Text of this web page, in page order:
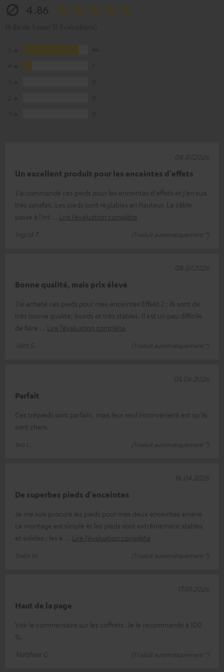
Un excellent produit pour les enceintes d'effets
J'ai commandé ces pieds pour les enceintes d'effets et j'en suis
très satisfait. Les pieds sont réglables en hauteur. Le câble
passe à l'int
Lire l’évaluation complète
Ingrid T.
(Traduit automatiquement *)
08.07.2026
Bonne qualité, mais prix élevé
J'ai acheté ces pieds pour mes enceintes Effekt 2 ; ils sont de
très bonne qualité, lourds et très stables. Il est un peu difficile
de faire
Lire l’évaluation complète
Jörn S.
(Traduit automatiquement *)
08.07.2026
Parfait
Ces trépieds sont parfaits, mais leur seul inconvénient est qu'ils
sont chers.
Ivo L.
(Traduit automatiquement *)
05.06.2026
De superbes pieds d'enceintes
Je me suis procuré les pieds pour mes deux enceintes arrière.
Le montage est simple et les pieds sont extrêmement stables
et solides ; les e
Lire l’évaluation complète
Sven H.
(Traduit automatiquement *)
18.04.2026
Haut de la page
Voir le commentaire sur les coffrets. Je le recommande à 100
%.
Matthias G.
(Traduit automatiquement *)
17.03.2026